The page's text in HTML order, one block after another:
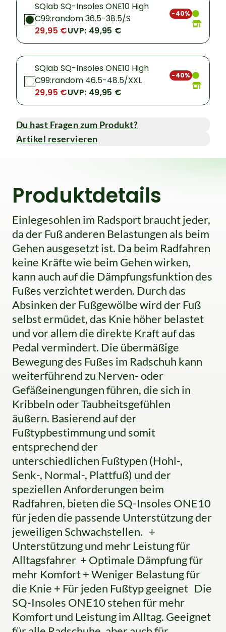
SQlab SQ-Insoles ONE10 High
C99:random 36.5-38.5/S
29,95 €UVP: 49,95 €
-40%
SQlab SQ-Insoles ONE10 High
C99:random 46.5-48.5/XXL
29,95 €UVP: 49,95 €
-40%
Du hast Fragen zum Produkt?
Artikel reservieren
Produktdetails
Einlegesohlen im Radsport braucht jeder,
da der Fuß anderen Belastungen als beim
Gehen ausgesetzt ist. Da beim Radfahren
keine Kräfte wie beim Gehen wirken,
kann auch auf die Dämpfungsfunktion des
Fußes verzichtet werden. Durch das
Absinken der Fußgewölbe wird der Fuß
selbst ermüdet, das Knie höher belastet
und vor allem die direkte Kraft auf das
Pedal vermindert. Die übermäßige
Bewegung des Fußes im Radschuh kann
weiterführend zu Nerven- oder
Gefäßeinengungen führen, die sich in
Kribbeln oder Taubheitsgefühlen
äußern. Basierend auf der
Fußtypbestimmung und somit
entsprechend der
unterschiedlichen Fußtypen (Hohl-,
Senk-, Normal-, Plattfuß) und der
speziellen Anforderungen beim
Radfahren, bieten die SQ-Insoles ONE10
für jeden die passende Unterstützung der
jeweiligen Schwachstellen. +
Unterstützung und mehr Leistung für
Alltagsfahrer + Optimale Dämpfung für
mehr Komfort + Weniger Belastung für
die Knie + Für jeden Fußtyp geeignet Die
SQ-Insoles ONE10 stehen für mehr
Komfort und Leistung im Alltag. Geeignet